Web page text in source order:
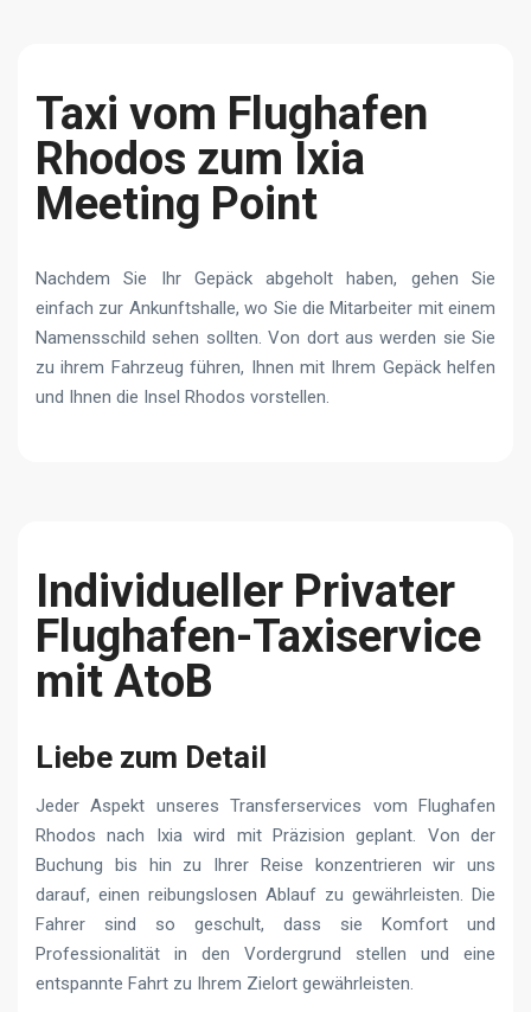
Taxi vom Flughafen
Rhodos zum Ixia
Meeting Point
Nachdem Sie Ihr Gepäck abgeholt haben, gehen Sie
einfach zur Ankunftshalle, wo Sie die Mitarbeiter mit einem
Namensschild sehen sollten. Von dort aus werden sie Sie
zu ihrem Fahrzeug führen, Ihnen mit Ihrem Gepäck helfen
und Ihnen die Insel Rhodos vorstellen.
Individueller Privater
Flughafen-Taxiservice
mit AtoB
Liebe zum Detail
Jeder Aspekt unseres Transferservices vom Flughafen
Rhodos nach Ixia wird mit Präzision geplant. Von der
Buchung bis hin zu Ihrer Reise konzentrieren wir uns
darauf, einen reibungslosen Ablauf zu gewährleisten. Die
Fahrer sind so geschult, dass sie Komfort und
Professionalität in den Vordergrund stellen und eine
entspannte Fahrt zu Ihrem Zielort gewährleisten.